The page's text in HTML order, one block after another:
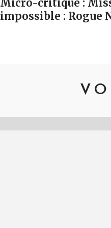
Micro-critique :
impossible : Rogue